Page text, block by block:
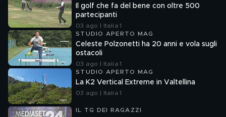
Il golf che fa del bene con oltre 500
partecipanti
03 ago | Italia 1
STUDIO APERTO MAG
Celeste Polzonetti ha 20 anni e vola sugli
ostacoli
03 ago | Italia 1
STUDIO APERTO MAG
La K2 Vertical Extreme in Valtellina
03 ago | Italia 1
IL TG DEI RAGAZZI